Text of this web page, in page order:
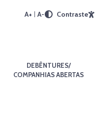
A+ A- Contraste
DEBÊNTURES/
COMPANHIAS ABERTAS